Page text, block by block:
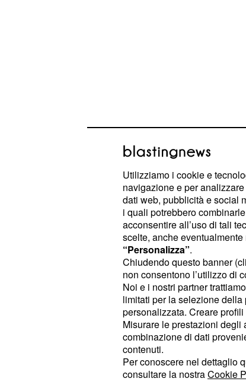
La prima cosa da preparare
parte di gamberi, lasciarne da
decorazione e lasciarli
salata per circa 10 minuti.
schiumarola, lasciarli
pulizia.Eliminare le
nero quello intestinale.Non
che serviranno per la
Quando i gamberi saranno
tenerli da parte. In un
e aggungere gli scarti dei
30 minuti in mo che si formi un
Utilizziamo i cookie e
navigazione e per
dati web, pubblicità e social
i quali potrebbero
acconsentire all’uso di tali
scelte, anche
“Personalizza”.
Chiudendo questo banner
non consentono l’utilizzo di
Noi e i nostri partner
limitati per la selezione
personalizzata. Creare
Misurare le prestazioni
combinazione di dati
contenuti.
Per conoscere nel dettaglio
consultare la nostraCookie